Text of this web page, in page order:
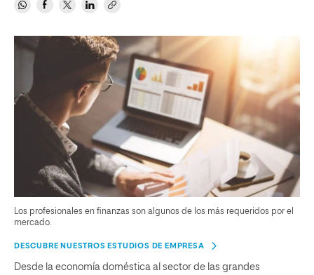
Los profesionales en finanzas son algunos de los más requeridos por el
mercado.
DESCUBRE NUESTROS ESTUDIOS DE EMPRESA
Desde la economía doméstica al sector de las grandes